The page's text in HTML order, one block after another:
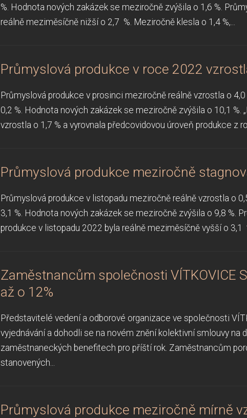
%. Hodnota nových zakázek se meziročně zvýšila o 1,6 %.
reálně meziměsíčně nižší o 2,7 %. Meziročně klesla o 1,4 %,...
Průmyslová produkce v roce 2022
Průmyslová produkce v prosinci meziročně reálně vzrostla o
0,2 %. Hodnota nových zakázek se meziročně zvýšila o 10,1 %.
vzrostla o 1,7 % a vyrovnala předcovidovou úroveň produkce z
Průmyslová produkce meziročně
Průmyslová produkce v listopadu meziročně reálně vzrostla o
3,1 %. Hodnota nových zakázek se meziročně zvýšila o 9,8 %.
produkce v listopadu 2022 byla reálně meziměsíčně vyšší o 3,1
Zaměstnancům společnosti VÍTKOVICE
až o 12%
Představitelé vedení a odborové organizace ve společnosti
vyjednávání a dohodli se na novém znění kolektivní smlouvy na
zaměstnaneckých benefitech pro příští rok. Zaměstnancům
stanovených...
Průmyslová produkce meziročně mírně